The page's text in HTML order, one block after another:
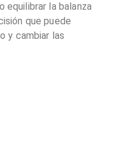
equilibrar la balanza
que puede
y cambiar las